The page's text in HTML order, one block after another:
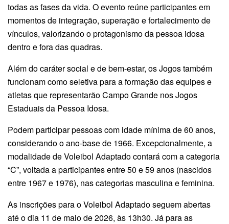
todas as fases da vida. O evento reúne participantes em
momentos de integração, superação e fortalecimento de
vínculos, valorizando o protagonismo da pessoa idosa
dentro e fora das quadras.
Além do caráter social e de bem-estar, os Jogos também
funcionam como seletiva para a formação das equipes e
atletas que representarão Campo Grande nos Jogos
Estaduais da Pessoa Idosa.
Podem participar pessoas com idade mínima de 60 anos,
considerando o ano-base de 1966. Excepcionalmente, a
modalidade de Voleibol Adaptado contará com a categoria
“C”, voltada a participantes entre 50 e 59 anos (nascidos
entre 1967 e 1976), nas categorias masculina e feminina.
As inscrições para o Voleibol Adaptado seguem abertas
até o dia 11 de maio de 2026, às 13h30. Já para as